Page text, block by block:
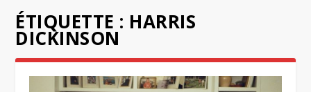
ÉTIQUETTE : HARRIS
DICKINSON